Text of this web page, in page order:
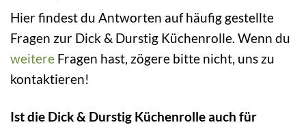
Hier findest du Antworten auf häufig gestellte
Fragen zur Dick & Durstig Küchenrolle. Wenn du
weitere Fragen hast, zögere bitte nicht, uns zu
kontaktieren!
Ist die Dick & Durstig Küchenrolle auch für